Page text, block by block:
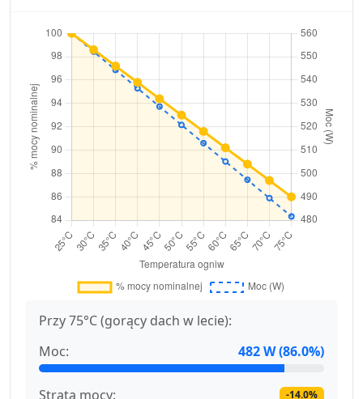
Przy 75°C (gorący dach w lecie):
Moc:
482 W (86.0%)
Strata mocy: -14.0%